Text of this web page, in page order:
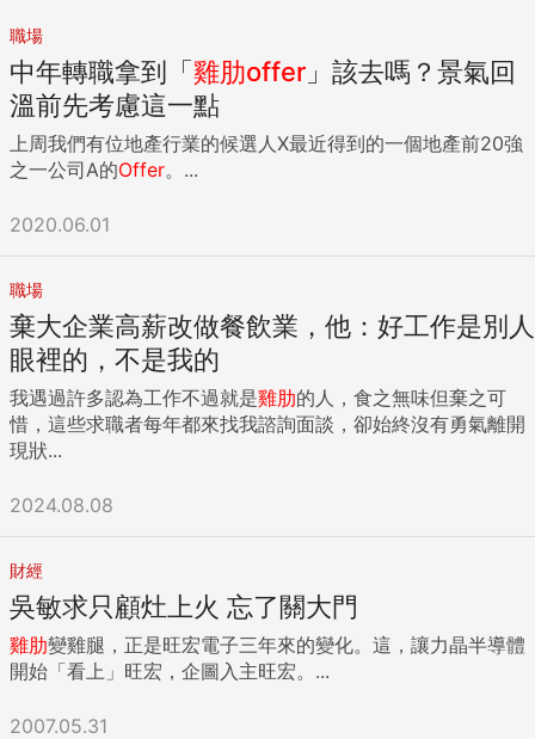
職場
中年轉職拿到「雞肋offer 」該去嗎？景氣回
溫前先考慮這一點
上周我們有位地產行業的候選人X最近得到的一個地產前20強
之一公司A的Offer。...
2020.06.01
職場
棄大企業高薪改做餐飲業，他：好工作是別人
眼裡的，不是我的
我遇過許多認為工作不過就是雞肋的人，食之無味但棄之可
惜，這些求職者每年都來找我諮詢面談，卻始終沒有勇氣離開
現狀...
2024.08.08
財經
吳敏求只顧灶上火 忘了關大門
雞肋變雞腿，正是旺宏電子三年來的變化。這，讓力晶半導體
開始「看上」旺宏，企圖入主旺宏。...
2007.05.31